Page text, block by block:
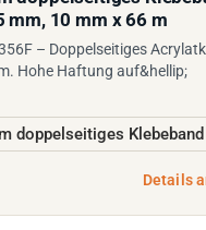
mm, 10 mm x 66 m
– Doppelseitiges
Hohe Haftung auf&hellip;
Details